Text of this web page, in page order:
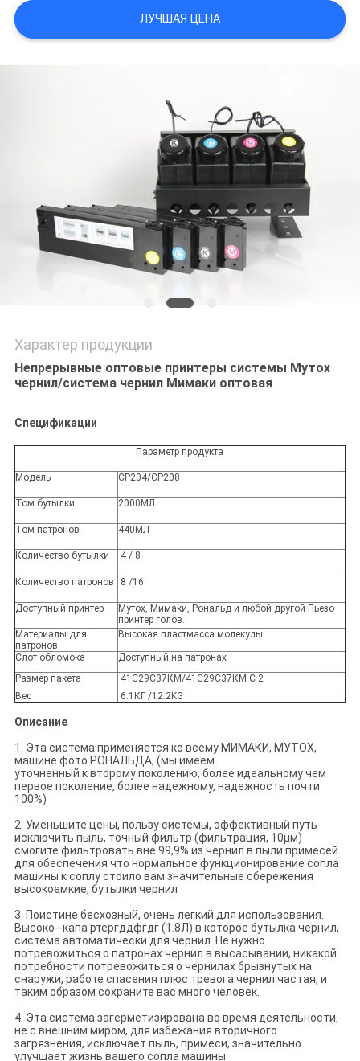
COMPANY
NEWS
КОНФИДЕНЦИАЛЬНОСТИ
ЛУЧШАЯ ЦЕНА
Характер продукции
Непрерывные оптовые принтеры системы Мутох
чернил/система чернил Мимаки оптовая
Спецификации
Параметр продукта
Модель СР204/СР208
Том бутылки 2000МЛ
Том патронов 440МЛ
Количество бутылки 4 / 8
Количество патронов 8 /16
Доступный принтер
Мутох, Мимаки, Рональд и любой другой Пьезо
принтер голов.
Материалы для
патронов
Высокая пластмасса молекулы
Слот обломока
Доступный на патронах
Размер пакета
41С29С37КМ/41С29С37КМ С 2
Вес
6.1КГ /12.2KG
Описание
1. Эта система применяется ко всему МИМАКИ, МУТОХ,
машине фото РОНАЛЬДА, (мы имеем
уточненный к второму поколению, более идеальному чем
первое поколение, более надежному, надежность почти
100%)
2. Уменьшите цены, пользу системы, эффективный путь
исключить пыль, точный фильтр (фильтрация, 10μм)
смогите фильтровать вне 99,9% из чернил в пыли примесей
для обеспечения что нормальное функционирование сопла
машины к соплу стоило вам значительные сбережения
высокоемкие, бутылки чернил
3. Поистине бесхозный, очень легкий для использования.
Высоко--капа ртергддфгдг (1.8Л) в которое бутылка чернил,
система автоматически для чернил. Не нужно
потревожиться о патронах чернил в высасывании, никакой
потребности потревожиться о чернилах брызнутых на
снаружи, работе спасения плюс тревога чернил частая, и
таким образом сохраните вас много человек.
4. Эта система загерметизирована во время деятельности,
не с внешним миром, для избежания вторичного
загрязнения, исключает пыль, примеси, значительно
улучшает жизнь вашего сопла машины